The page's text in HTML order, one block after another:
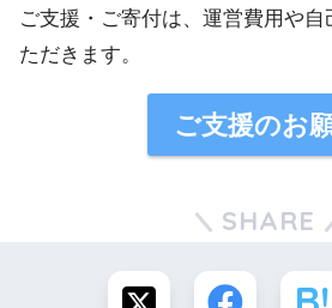
ご支援・ご寄付は、運営費用や
ただきます。
ご支援のお
SHARE